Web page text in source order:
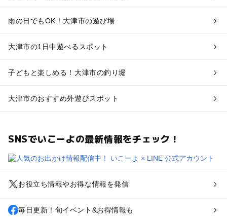
雨の日でもOK！大津市の遊び場
大津市の1日中遊べるスポット
子どもと楽しめる！大津市の釣り堀
大津市のおすすめ外遊びスポット
SNSでいこーよの最新情報をチェック！
お役立ち情報やお得な情報を発信
毎日更新！旬イベント&お得情報も